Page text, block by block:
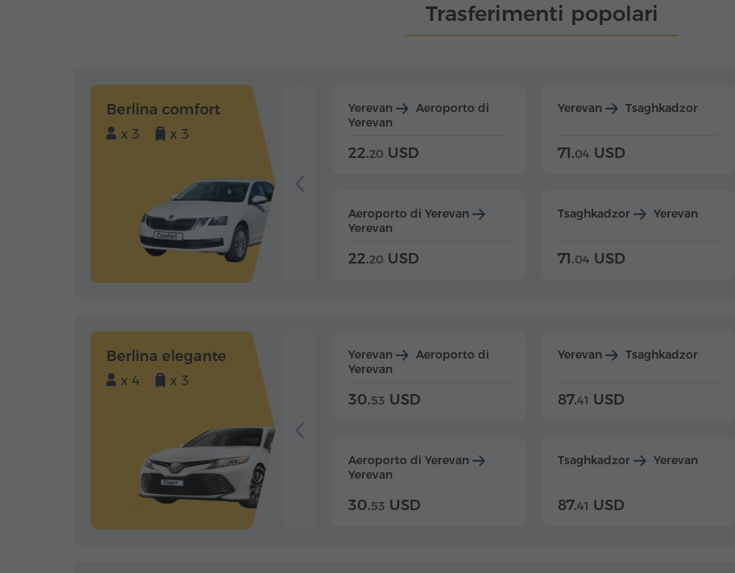
Trasferimenti popolari
Berlina comfort
x 3 x 3
Yerevan
Aeroporto di
Yerevan
22.20 USD
Aeroporto di Yerevan
Yerevan
22.20 USD
Yerevan Tsaghkadzor
71.04 USD
Tsaghkadzor Yerevan
71.04 USD
Berlina elegante
x 4 x 3
Yerevan
Aeroporto di
Yerevan
30.53 USD
Aeroporto di Yerevan
Yerevan
30.53 USD
Yerevan Tsaghkadzor
87.41 USD
Tsaghkadzor Yerevan
87.41 USD